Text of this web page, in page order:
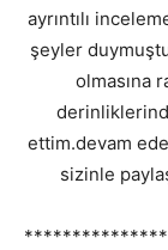
ayrıntılı
şeyler
olmasına
ettim.devam
sizinle